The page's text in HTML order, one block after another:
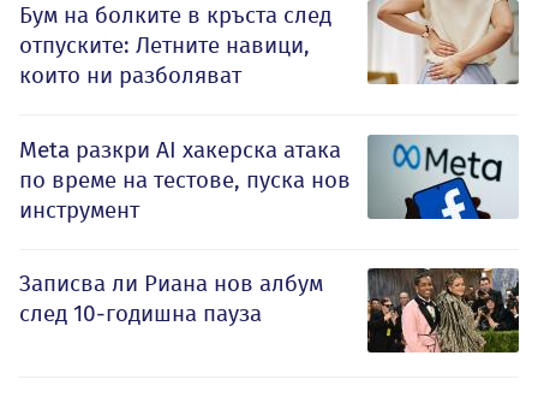
Бум на болките в кръста след
отпуските: Летните навици,
които ни разболяват
Meta разкри AI хакерска атака
по време на тестове, пуска нов
инструмент
Записва ли Риана нов албум
след 10-годишна пауза